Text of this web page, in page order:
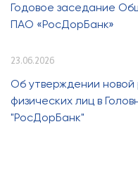
Годовое заседание
ПАО «РосДорБанк»
23.06.2026
Об утверждении
физических лиц в
"РосДорБанк"